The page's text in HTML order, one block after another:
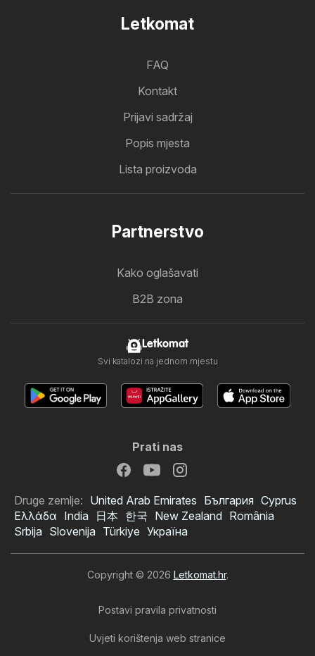
Letkomat
FAQ
Kontakt
Prijavi sadržaj
Popis mjesta
Lista proizvoda
Partnerstvo
Kako oglašavati
B2B zona
Letkomat
Svi katalozi na jednom mjestu
Prati nas
Druge zemlje: United Arab Emirates България Cyprus
Ελλάδα India 日本 한국 New Zealand România
Srbija Slovenija Türkiye Україна
Copyright © 2026 Letkomat.hr.
Postavi pravila privatnosti
Uvjeti korištenja web stranice